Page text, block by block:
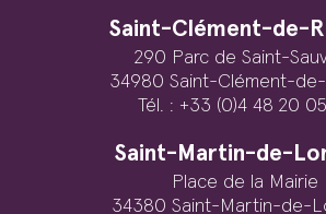
Saint-Clément-de-
290 Parc de Saint-
34980 Saint-Clément-
Tél. : +33 (0)4 48 20
Saint-Martin-de-
Place de la Mairie
34380 Saint-Martin-de-